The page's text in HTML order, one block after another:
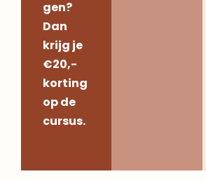
gen?
Dan
krijg je
€20,-
korting
op de
cursus.